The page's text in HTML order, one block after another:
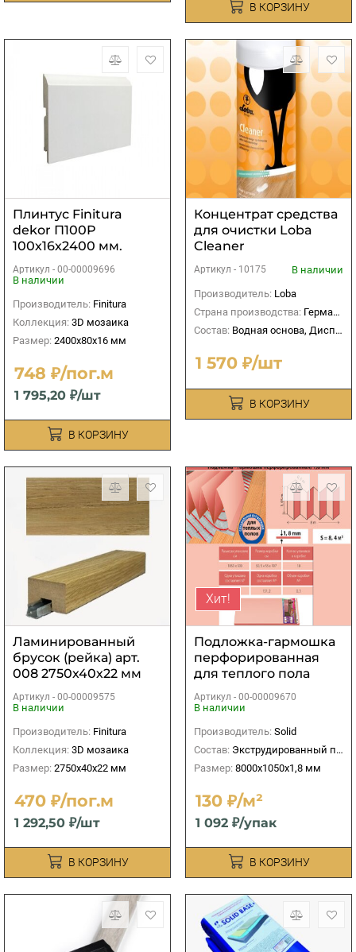
В КОРЗИНУ
Плинтус Finitura
dekor П100P
100х16х2400 мм.
Артикул - 00-00009696
В наличии
Производитель: Finitura
Коллекция: 3D мозаика
Размер: 2400х80х16 мм
748 ₽/пог.м
1 795,20 ₽/шт
В КОРЗИНУ
Концентрат средства
для очистки Loba
Cleaner
Артикул - 10175
В наличии
Производитель: Loba
Страна производства: Германия
Состав: Водная основа, Дисперсионный
1 570 ₽/шт
В КОРЗИНУ
Ламинированный
брусок (рейка) арт.
008 2750х40х22 мм
Артикул - 00-00009575
В наличии
Производитель: Finitura
Коллекция: 3D мозаика
Размер: 2750х40х22 мм
470 ₽/пог.м
1 292,50 ₽/шт
В КОРЗИНУ
Хит!
Подложка-гармошка
перфорированная
для теплого пола
8000х1050х1,8 мм
Артикул - 00-00009670
В наличии
Производитель: Solid
Состав: Экструдированный пенополистирол
Размер: 8000х1050х1,8 мм
130 ₽/м²
1 092 ₽/упак
В КОРЗИНУ